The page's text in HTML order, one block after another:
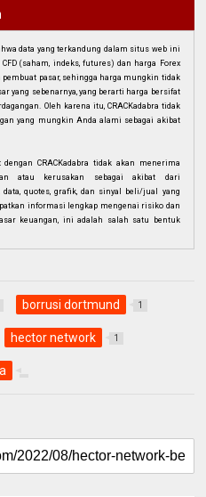
data yang terkandung dalam situs web ini
(saham, indeks, futures) dan harga Forex
pasar, sehingga harga mungkin tidak
yang sebenarnya, yang berarti harga bersifat
Oleh karena itu, CRACKadabra tidak
yang mungkin Anda alami sebagai akibat
CRACKadabra tidak akan menerima
atau kerusakan sebagai akibat dari
quotes, grafik, dan sinyal beli/jual yang
informasi lengkap mengenai risiko dan
keuangan, ini adalah salah satu bentuk
borrusi dortmund 1
hector network 1